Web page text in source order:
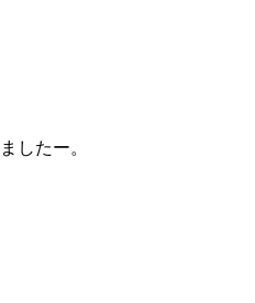
したー。